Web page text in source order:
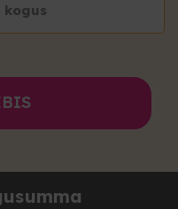
kogus